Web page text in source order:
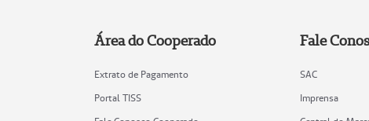
Área do Cooperado
Extrato de Pagamento
Portal TISS
Fale
SAC
Imprensa